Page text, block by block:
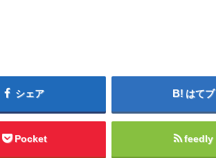
シェア はてブ
Pocket feedly